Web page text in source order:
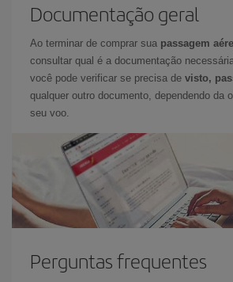
Documentação geral
Ao terminar de comprar sua passagem
consultar qual é a documentação
você pode verificar se precisa de visto,
qualquer outro documento, dependendo da
seu voo.
Perguntas frequentes